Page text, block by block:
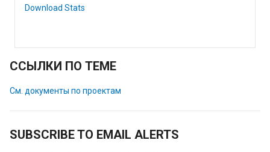
Download Stats
ССЫЛКИ ПО ТЕМЕ
См. документы по проектам
SUBSCRIBE TO EMAIL ALERTS